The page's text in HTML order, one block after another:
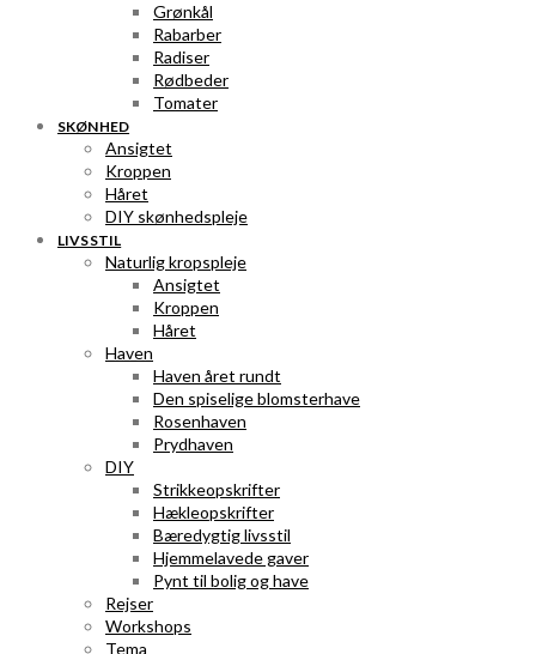
Grønkål
Rabarber
Radiser
Rødbeder
Tomater
SKØNHED
Ansigtet
Kroppen
Håret
DIY skønhedspleje
LIVSSTIL
Naturlig kropspleje
Ansigtet
Kroppen
Håret
Haven
Haven året rundt
Den spiselige blomsterhave
Rosenhaven
Prydhaven
DIY
Strikkeopskrifter
Hækleopskrifter
Bæredygtig livsstil
Hjemmelavede gaver
Pynt til bolig og have
Rejser
Workshops
Tema